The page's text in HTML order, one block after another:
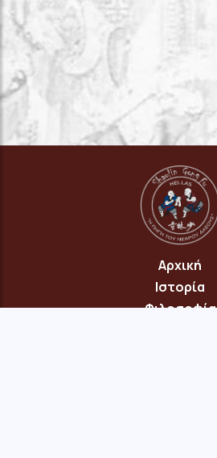
Αρχική
Ιστορία
Φιλοσοφία